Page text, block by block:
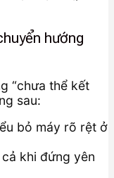
hướng
“chưa thể kết
sau:
bỏ máy rõ rệt ở
khi đứng yên